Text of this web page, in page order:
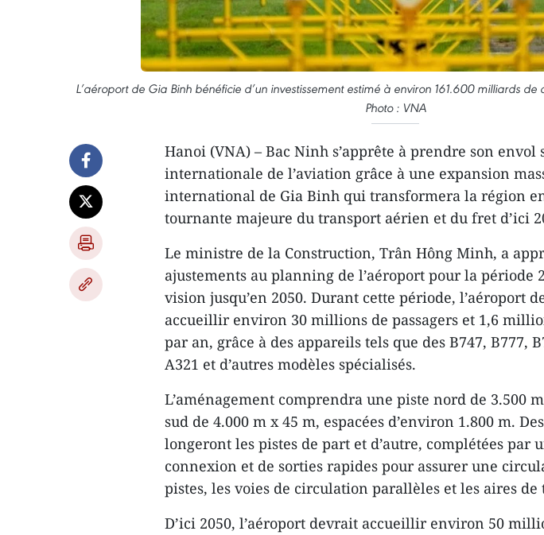
L’aéroport de Gia Binh bénéficie d’un investissement estimé à environ 161.600 milliards
Photo : VNA
Hanoi (VNA) – Bac Ninh s’apprête à prendre son envol
internationale de l’aviation grâce à une expansion
international de Gia Binh qui transformera la région
tournante majeure du transport aérien et du fret d’ici
Le ministre de la Construction, Trân Hông Minh, a
ajustements au planning de l’aéroport pour la période
vision jusqu’en 2050. Durant cette période, l’aéroport
accueillir environ 30 millions de passagers et 1,6
par an, grâce à des appareils tels que des B747, B777,
A321 et d’autres modèles spécialisés.
L’aménagement comprendra une piste nord de 3.500
sud de 4.000 m x 45 m, espacées d’environ 1.800 m.
longeront les pistes de part et d’autre, complétées par
connexion et de sorties rapides pour assurer une
pistes, les voies de circulation parallèles et les aires de
D’ici 2050, l’aéroport devrait accueillir environ 50